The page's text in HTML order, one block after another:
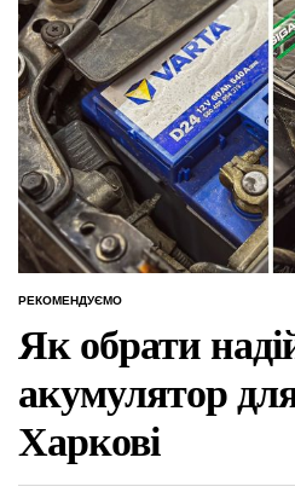
ОПУБЛІКУВАТИ
РЕКОМЕНДУЄМО
Як обрати
акумулятор
Харкові